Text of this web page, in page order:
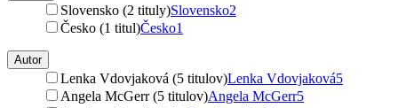
Slovensko (2 tituly)Slovensko2
Česko (1 titul)Česko1
Autor
Lenka Vdovjaková (5 titulov)Lenka Vdovjaková5
Angela McGerr (5 titulov)Angela McGerr5